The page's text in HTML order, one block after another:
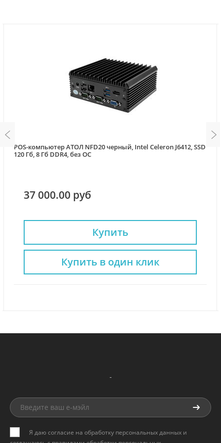
POS-компьютер АТОЛ NFD20 черный, Intel Celeron J6412, SSD
120 Гб, 8 Гб DDR4, без ОС
37 000.00 руб
Купить
Купить в один клик
-
Я даю согласие на обработку персональных данных и